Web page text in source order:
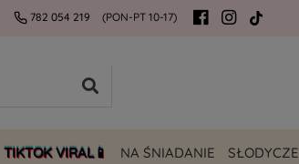
782 054 219 (PON-PT 10-17)
TIKTOK VIRAL📱 NA ŚNIADANIE SŁODYCZE